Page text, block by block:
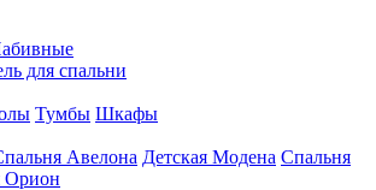
для спальни
Тумбы Шкафы
Авелона Детская Модена Спальня
Орион